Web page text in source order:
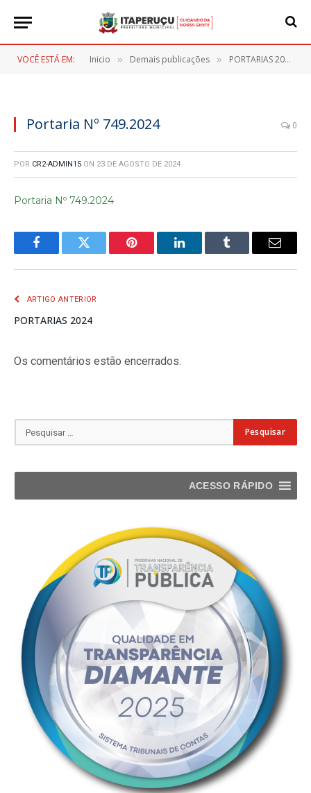
VOCÊ ESTÁ EM: Inicio » Demais publicações » PORTARIAS 2024
Portaria Nº 749.2024 0
POR CR2-ADMIN15 ON 23 DE AGOSTO DE 2024
Portaria Nº 749.2024
FacebookTwitter Pinterest LinkedInTumblr
E-
ARTIGO ANTERIOR
PORTARIAS 2024
Os comentários estão encerrados.
ACESSO RÁPIDO